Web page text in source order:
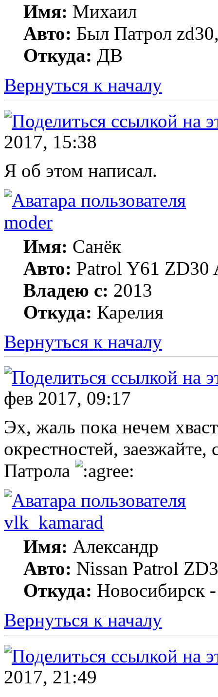
Имя: Михаил
Авто: Был Патрол
Откуда: ДВ
Вернуться к началу
2017, 15:38
Я об этом написал.
moder
Имя: Санёк
Авто: Patrol Y61 ZD30
Владею с: 2013
Откуда: Карелия
Вернуться к началу
фев 2017, 09:17
Эх, жаль пока нечем
окрестностей,
Патрола
vlk_kamarad
Имя: Александр
Авто: Nissan Patrol
Откуда: Новосибирск
Вернуться к началу
2017, 21:49